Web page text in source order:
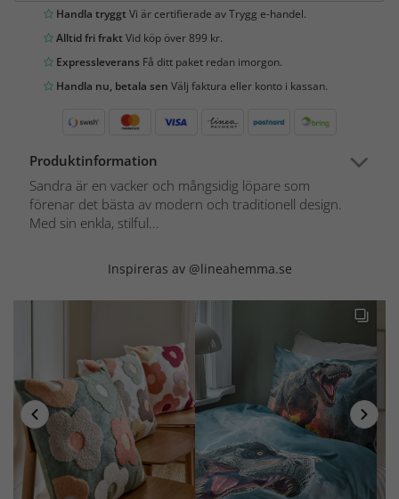
Handla tryggtVi är certifierade av Trygg e-handel.
Alltid fri fraktVid köp över 899 kr.
Expressleverans Få ditt paket redan imorgon.
Handla nu, betala sen Välj faktura eller konto i kassan.
Produktinformation
Sandra är en vacker och mångsidig löpare som
förenar det bästa av modern och traditionell design.
Med sin enkla, stilful...
Inspireras av @lineahemma.se